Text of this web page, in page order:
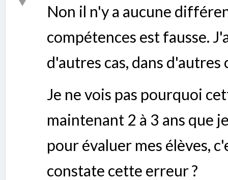
Non il n'y a aucune
compétences est fausse.
d'autres cas, dans d'autres
Je ne vois pas pourquoi
maintenant 2 à 3 ans que
pour évaluer mes élèves,
constate cette erreur ?